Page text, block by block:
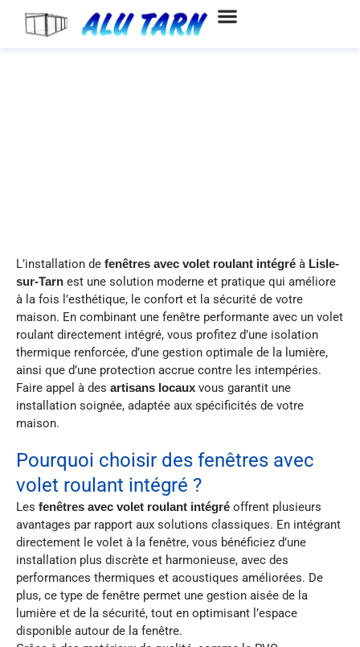
L’installation de fenêtres avec volet roulant intégré à Lisle-
sur-Tarn est une solution moderne et pratique qui améliore
à la fois l’esthétique, le confort et la sécurité de votre
maison. En combinant une fenêtre performante avec un volet
roulant directement intégré, vous profitez d’une isolation
thermique renforcée, d’une gestion optimale de la lumière,
ainsi que d’une protection accrue contre les intempéries.
Faire appel à des artisans locaux vous garantit une
installation soignée, adaptée aux spécificités de votre
maison.
Pourquoi choisir des fenêtres avec
volet roulant intégré ?
Les fenêtres avec volet roulant intégré offrent plusieurs
avantages par rapport aux solutions classiques. En intégrant
directement le volet à la fenêtre, vous bénéficiez d’une
installation plus discrète et harmonieuse, avec des
performances thermiques et acoustiques améliorées. De
plus, ce type de fenêtre permet une gestion aisée de la
lumière et de la sécurité, tout en optimisant l’espace
disponible autour de la fenêtre.